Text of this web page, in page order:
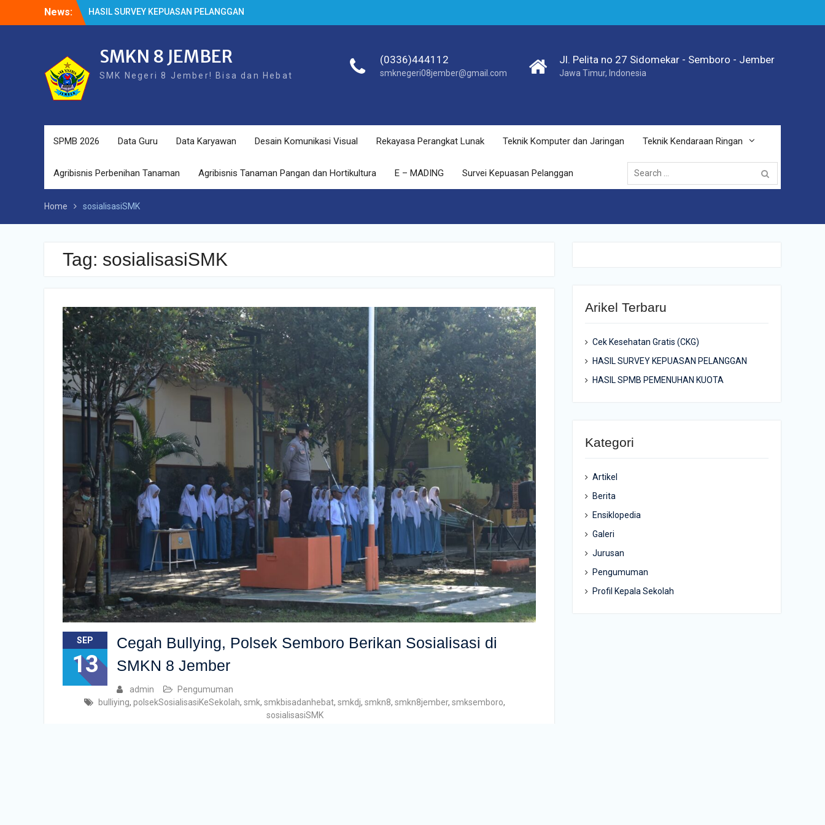
News:
HASIL SURVEY KEPUASAN PELANGGAN
HASIL SPMB PEMENUHAN KUOTA
SMKN 8 JEMBER
SMK Negeri 8 Jember! Bisa dan Hebat
(0336)444112
smknegeri08jember@gmail.com
Jl. Pelita no 27 Sidomekar - Semboro - Jember
Jawa Timur, Indonesia
SPMB 2026 Data Guru Data Karyawan Desain Komunikasi Visual Rekayasa Perangkat Lunak Teknik Komputer dan Jaringan Teknik Kendaraan Ringan
Agribisnis Perbenihan Tanaman Agribisnis Tanaman Pangan dan Hortikultura E – MADING Survei Kepuasan Pelanggan
Search
for:
Home sosialisasiSMK
Tag: sosialisasiSMK
SEP
13
Cegah Bullying, Polsek Semboro Berikan Sosialisasi di
SMKN 8 Jember
admin
Pengumuman
bulliying, polsekSosialisasiKeSekolah, smk, smkbisadanhebat, smkdj, smkn8, smkn8jember, smksemboro,
sosialisasiSMK
Arikel Terbaru
Cek Kesehatan Gratis (CKG)
HASIL SURVEY KEPUASAN PELANGGAN
HASIL SPMB PEMENUHAN KUOTA
Kategori
Artikel
Berita
Ensiklopedia
Galeri
Jurusan
Pengumuman
Profil Kepala Sekolah